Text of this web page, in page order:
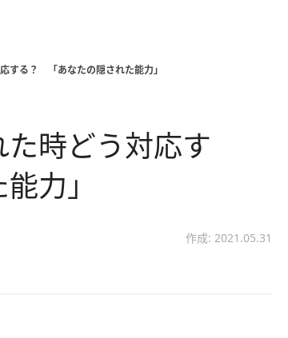
する？ 「あなたの隠された能力」
た時どう対応す
力」
作成: 2021.05.31